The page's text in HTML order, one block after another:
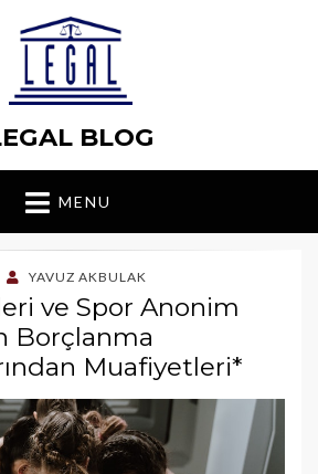
BLOG
MENU
YAVUZ AKBULAK
ve Spor Anonim
Borçlanma
Muafiyetleri*